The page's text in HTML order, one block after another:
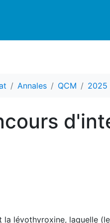
Annales QCM 2025
lévothyroxine, laquelle